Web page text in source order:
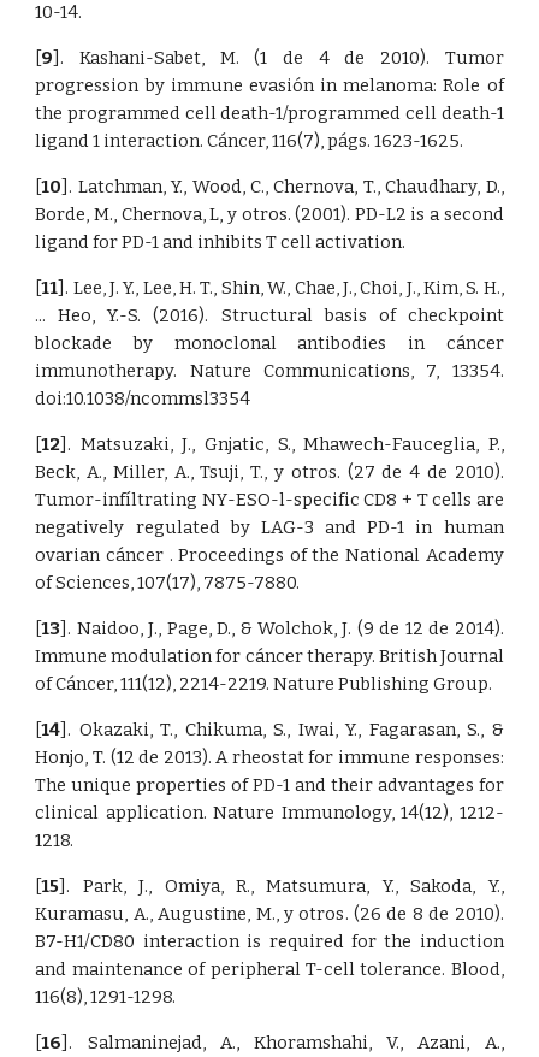
10-14.
[9]. Kashani-Sabet, M. (1 de 4 de 2010). Tumor
progression by immune evasión in melanoma: Role of
the programmed cell death-1/programmed cell death-1
ligand 1 interaction. Cáncer, 116(7), págs. 1623-1625.
[10]. Latchman, Y., Wood, C., Chernova, T., Chaudhary, D.,
Borde, M., Chernova, L, y otros. (2001). PD-L2 is a second
ligand for PD-1 and inhibits T cell activation.
[11]. Lee, J. Y., Lee, H. T., Shin, W., Chae, J., Choi, J., Kim, S. H.,
... Heo, Y.-S. (2016). Structural basis of checkpoint
blockade by monoclonal antibodies in cáncer
immunotherapy. Nature Communications, 7, 13354.
doi:10.1038/ncommsl3354
[12]. Matsuzaki, J., Gnjatic, S., Mhawech-Fauceglia, P.,
Beck, A., Miller, A., Tsuji, T., y otros. (27 de 4 de 2010).
Tumor-infíltrating NY-ESO-l-specific CD8 + T cells are
negatively regulated by LAG-3 and PD-1 in human
ovarian cáncer . Proceedings of the National Academy
of Sciences, 107(17), 7875-7880.
[13]. Naidoo, J., Page, D., & Wolchok, J. (9 de 12 de 2014).
Immune modulation for cáncer therapy. British Journal
of Cáncer, 111(12), 2214-2219. Nature Publishing Group.
[14]. Okazaki, T., Chikuma, S., Iwai, Y., Fagarasan, S., &
Honjo, T. (12 de 2013). A rheostat for immune responses:
The unique properties of PD-1 and their advantages for
clinical application. Nature Immunology, 14(12), 1212-
1218.
[15]. Park, J., Omiya, R., Matsumura, Y., Sakoda, Y.,
Kuramasu, A., Augustine, M., y otros. (26 de 8 de 2010).
B7-H1/CD80 interaction is required for the induction
and maintenance of peripheral T-cell tolerance. Blood,
116(8), 1291-1298.
[16]. Salmaninejad, A., Khoramshahi, V., Azani, A.,